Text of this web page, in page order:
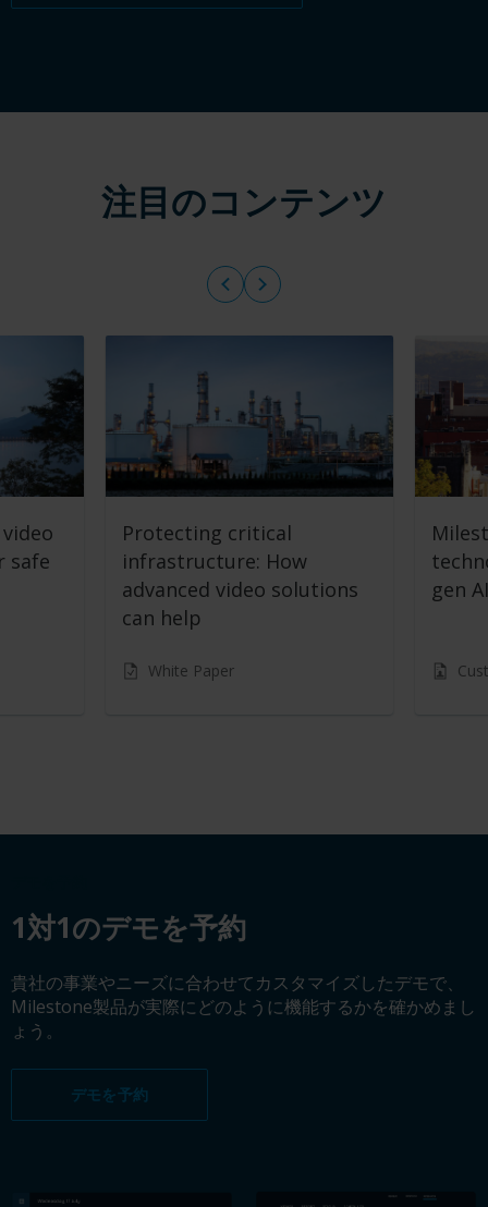
注目のコンテンツ
safe
Protecting critical
infrastructure: How
advanced video solutions
can help
White Paper
gen
1対1のデモを予約
貴社の事業やニーズに合わせてカスタマイズしたデモで、
Milestone製品が実際にどのように機能するかを確かめまし
ょう。
デモを予約